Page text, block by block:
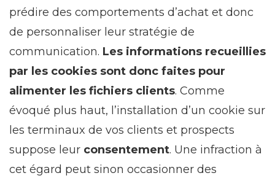
prédire des comportements d’achat et donc
de personnaliser leur stratégie de
communication. Les informations recueillies
par les cookies sont donc faites pour
alimenter les fichiers clients. Comme
évoqué plus haut, l’installation d’un cookie sur
les terminaux de vos clients et prospects
suppose leur consentement. Une infraction à
cet égard peut sinon occasionner des